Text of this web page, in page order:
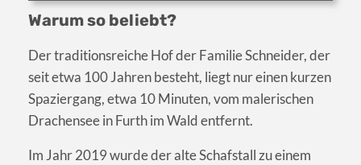
Warum so beliebt?
Der traditionsreiche Hof der Familie Schneider, der
seit etwa 100 Jahren besteht, liegt nur einen kurzen
Spaziergang, etwa 10 Minuten, vom malerischen
Drachensee in Furth im Wald entfernt.
Im Jahr 2019 wurde der alte Schafstall zu einem